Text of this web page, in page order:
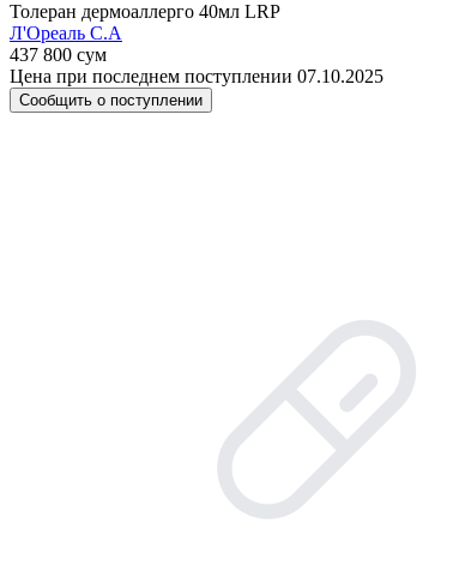
Толеран дермоаллерго 40мл LRP
Л'Ореаль С.А
437 800 сум
Цена при последнем поступлении 07.10.2025
Сообщить о поступлении